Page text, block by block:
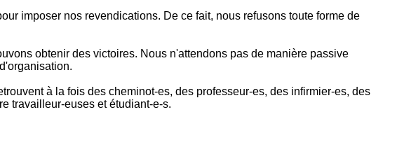
imposer nos revendications. De ce fait, nous refusons toute forme de
obtenir des victoires. Nous n'attendons pas de manière passive
à la fois des cheminot-es, des professeur-es, des infirmier-es, des
travailleur-euses et étudiant-e-s.